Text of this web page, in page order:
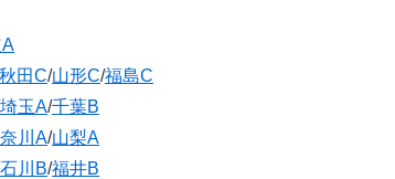
秋田C/山形C/福島C
埼玉A/千葉B
川A/山梨A
石川B/福井B